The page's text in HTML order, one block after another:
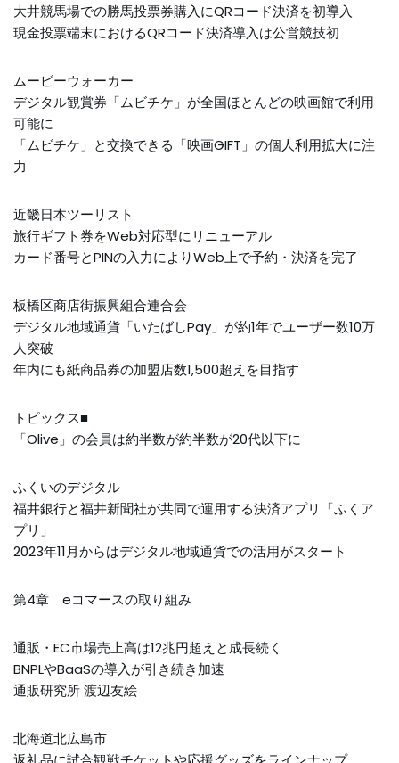
大井競馬場での勝馬投票券購入にQRコード決済を初導入
現金投票端末におけるQRコード決済導入は公営競技初
ムービーウォーカー
デジタル観賞券「ムビチケ」が全国ほとんどの映画館で利用
可能に
「ムビチケ」と交換できる「映画GIFT」の個人利用拡大に注
力
近畿日本ツーリスト
旅行ギフト券をWeb対応型にリニューアル
カード番号とPINの入力によりWeb上で予約・決済を完了
板橋区商店街振興組合連合会
デジタル地域通貨「いたばしPay」が約1年でユーザー数10万
人突破
年内にも紙商品券の加盟店数1,500超えを目指す
トピックス■
「Olive」の会員は約半数が約半数が20代以下に
ふくいのデジタル
福井銀行と福井新聞社が共同で運用する決済アプリ「ふくア
プリ」
2023年11月からはデジタル地域通貨での活用がスタート
第4章 eコマースの取り組み
通販・EC市場売上高は12兆円超えと成長続く
BNPLやBaaSの導入が引き続き加速
通販研究所 渡辺友絵
北海道北広島市